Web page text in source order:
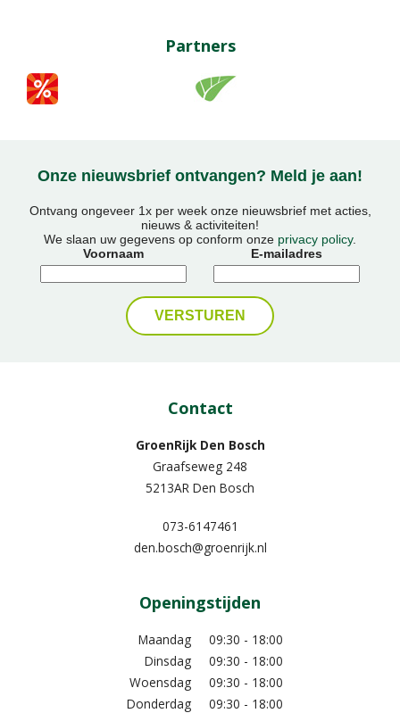
Partners
Onze nieuwsbrief ontvangen? Meld je aan!
Ontvang ongeveer 1x per week onze nieuwsbrief met acties,
nieuws & activiteiten!
We slaan uw gegevens op conform onze privacy policy.
Voornaam
E-mailadres
Contact
GroenRijk Den Bosch
Graafseweg 248
5213AR Den Bosch
073-6147461
den.bosch@groenrijk.nl
Openingstijden
Maandag
09:30 - 18:00
Dinsdag
09:30 - 18:00
Woensdag
09:30 - 18:00
Donderdag
09:30 - 18:00